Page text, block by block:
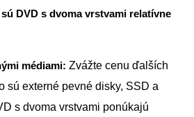
DVD s dvoma vrstvami relatívne
médiami: Zvážte cenu ďalších
sú externé pevné disky, SSD a
s dvoma vrstvami ponúkajú